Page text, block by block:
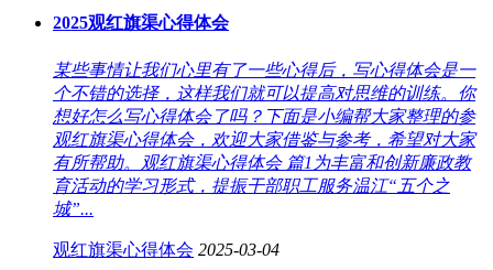
2025观红旗渠心得体会
某些事情让我们心里有了一些心得后，写心得体会是一
个不错的选择，这样我们就可以提高对思维的训练。你
想好怎么写心得体会了吗？下面是小编帮大家整理的参
观红旗渠心得体会，欢迎大家借鉴与参考，希望对大家
有所帮助。观红旗渠心得体会 篇1为丰富和创新廉政教
育活动的学习形式，提振干部职工服务温江“五个之
城”...
观红旗渠心得体会 2025-03-04